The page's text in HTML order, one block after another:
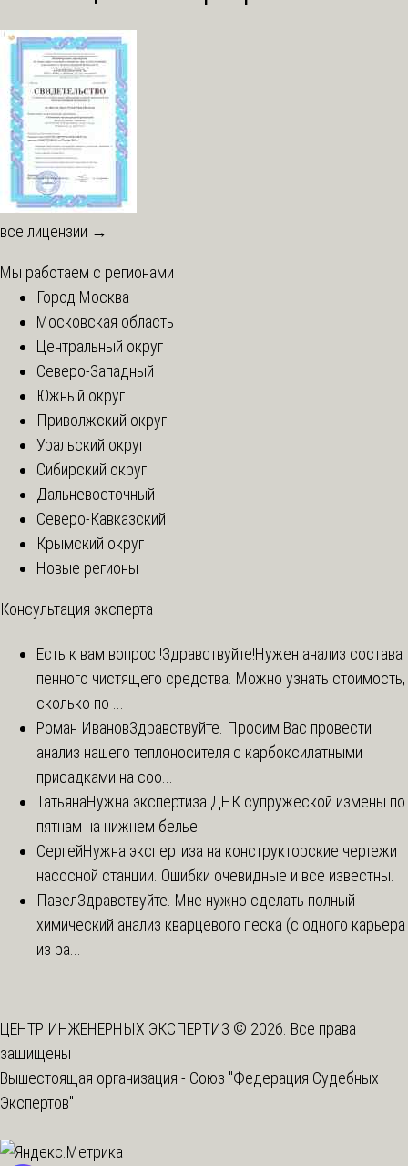
все лицензии →
Мы работаем с регионами
Город Москва
Московская область
Центральный округ
Северо-Западный
Южный округ
Приволжский округ
Уральский округ
Сибирский округ
Дальневосточный
Северо-Кавказский
Крымский округ
Новые регионы
Консультация эксперта
Есть к вам вопрос !Здравствуйте!Нужен анализ состава
пенного чистящего средства. Можно узнать стоимость,
сколько по ...
Роман ИвановЗдравствуйте. Просим Вас провести
анализ нашего теплоносителя с карбоксилатными
присадками на соо...
ТатьянаНужна экспертиза ДНК супружеской измены по
пятнам на нижнем белье
СергейНужна экспертиза на конструкторские чертежи
насосной станции. Ошибки очевидные и все известны.
ПавелЗдравствуйте. Мне нужно сделать полный
химический анализ кварцевого песка (с одного карьера
из ра...
ЦЕНТР ИНЖЕНЕРНЫХ ЭКСПЕРТИЗ © 2026. Все права
защищены
Вышестоящая организация - Союз "Федерация Судебных
Экспертов"